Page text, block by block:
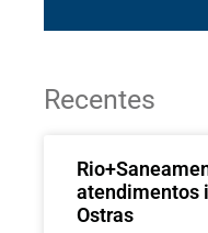
Recentes
atendimentos
Ostras